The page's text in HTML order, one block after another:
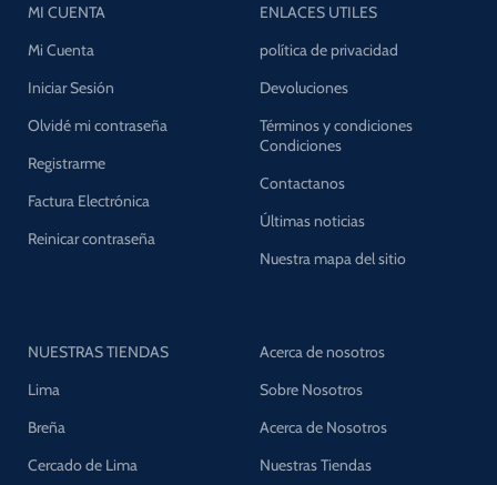
MI CUENTA
Mi Cuenta
Iniciar Sesión
Olvidé mi contraseña
Registrarme
Factura Electrónica
Reinicar contraseña
ENLACES UTILES
política de privacidad
Devoluciones
Términos y condiciones
Condiciones
Contactanos
Últimas noticias
Nuestra mapa del sitio
NUESTRAS TIENDAS
Lima
Breña
Cercado de Lima
Acerca de nosotros
Sobre Nosotros
Acerca de Nosotros
Nuestras Tiendas